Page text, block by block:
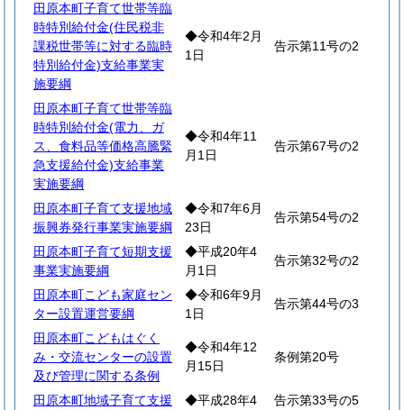
田原本町子育て世帯等臨
時特別給付金(住民税非
課税世帯等に対する臨時
特別給付金)支給事業実
施要綱
◆令和4年2月
1日
告示第11号の2
田原本町子育て世帯等臨
時特別給付金(電力、ガ
ス、食料品等価格高騰緊
急支援給付金)支給事業
実施要綱
◆令和4年11
月1日
告示第67号の2
田原本町子育て支援地域
振興券発行事業実施要綱
◆令和7年6月
23日
告示第54号の2
田原本町子育て短期支援
事業実施要綱
◆平成20年4
月1日
告示第32号の2
田原本町こども家庭セン
ター設置運営要綱
◆令和6年9月
1日
告示第44号の3
田原本町こどもはぐく
み・交流センターの設置
及び管理に関する条例
◆令和4年12
月15日
条例第20号
田原本町地域子育て支援
◆平成28年4
告示第33号の5